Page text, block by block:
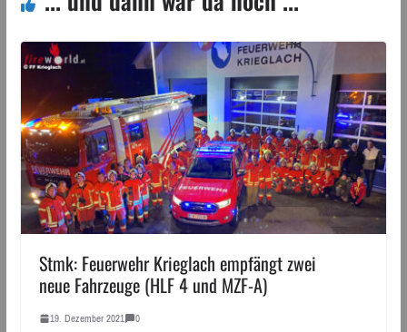
Stmk: Feuerwehr Krieglach empfängt zwei
neue Fahrzeuge (HLF 4 und MZF-A)
19. Dezember 2021 0